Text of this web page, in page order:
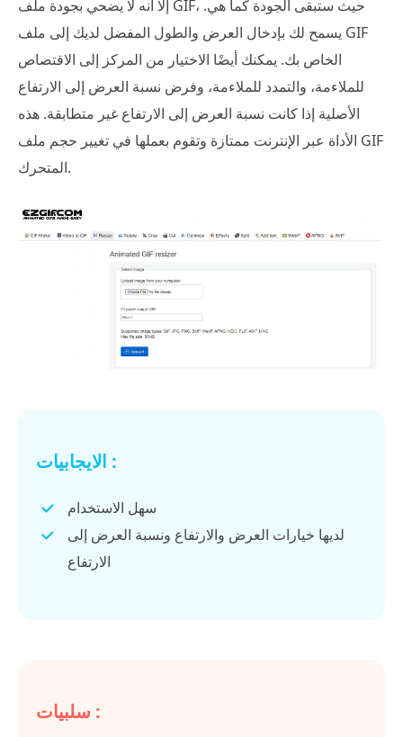
إلا أنه لا يضحي بجودة ملف GIF، حيث ستبقى الجودة كما هي.
يسمح لك بإدخال العرض والطول المفضل لديك إلى ملف GIF
الخاص بك. يمكنك أيضًا الاختيار من المركز إلى الاقتصاص
للملاءمة، والتمدد للملاءمة، وفرض نسبة العرض إلى الارتفاع
الأصلية إذا كانت نسبة العرض إلى الارتفاع غير متطابقة. هذه
الأداة عبر الإنترنت ممتازة وتقوم بعملها في تغيير حجم ملف GIF
المتحرك.
الايجابيات :
سهل الاستخدام
لديها خيارات العرض والارتفاع ونسبة العرض إلى
الارتفاع
سلبيات :